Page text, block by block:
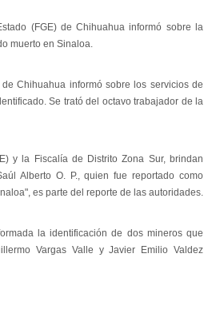
(FGE) de Chihuahua informó sobre la
muerto en Sinaloa.
Chihuahua informó sobre los servicios de
Se trató del octavo trabajador de la
y la Fiscalía de Distrito Zona Sur, brindan
Alberto O. P., quien fue reportado como
es parte del reporte de las autoridades.
la identificación de dos mineros que
Vargas Valle y Javier Emilio Valdez